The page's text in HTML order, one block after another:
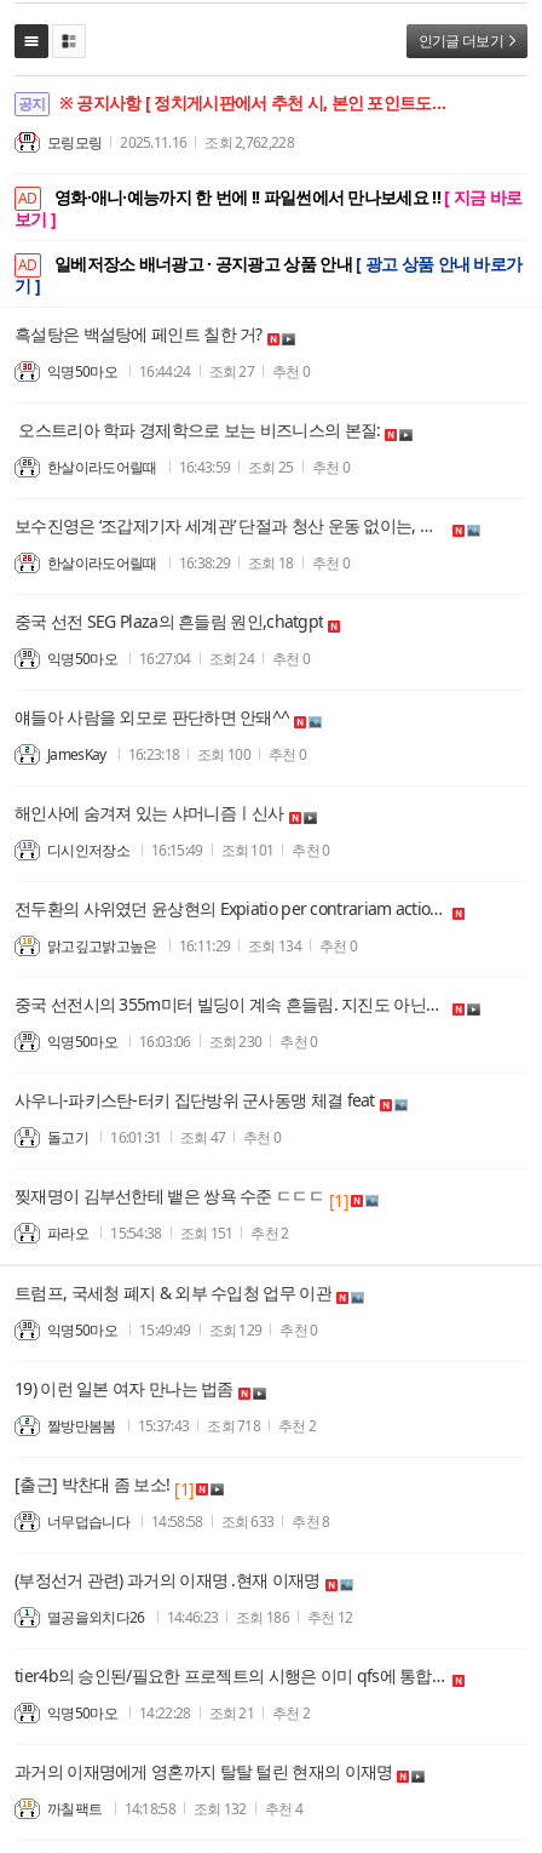
인기글 더보기
공지 ※ 공지사항 [ 정치게시판에서 추천 시, 본인 포인트도 함께 상승합니다. ]
모링모링 2025.11.16 조회2,762,228
AD 영화·애니·예능까지 한 번에 !! 파일썬에서 만나보세요 !! [ 지금 바로
보기 ]
AD 일베저장소 배너광고 · 공지광고 상품 안내 [ 광고 상품 안내 바로가
기 ]
흑설탕은 백설탕에 페인트 칠한 거?
익명50마오 16:44:24 조회27 추천 0
오스트리아 학파 경제학으로 보는 비즈니스의 본질:
한살이라도어릴때 16:43:59 조회 25 추천 0
보수진영은 ‘조갑제기자 세계관’ 단절과 청산 운동 없이는, 부정선거 피해를 계속 당할 수 밖에 없지 않나요? 무의미한 광장 웅변대회 집어치워야 합니다.
한살이라도어릴때 16:38:29 조회 18 추천 0
중국 선전 SEG Plaza의 흔들림 원인,chatgpt
익명50마오 16:27:04 조회24 추천 0
얘들아 사람을 외모로 판단하면 안돼^^
JamesKay 16:23:18 조회 100 추천 0
해인사에 숨겨져 있는 샤머니즘ㅣ신사
디시인저장소 16:15:49 조회 101 추천0
전두환의 사위였던 윤상현의 Expiatio per contrariam actionem
맑고깊고밝고높은 16:11:29 조회 134 추천 0
중국 선전시의 355m미터 빌딩이 계속 흔들림. 지진도 아닌데. 미국, 자국민들에게 접근 금지 요청
익명50마오 16:03:06 조회230 추천0
사우니-파키스탄-터키 집단방위 군사동맹 체결 feat
돌고기 16:01:31 조회 47 추천 0
찢재명이 김부선한테 뱉은 쌍욕 수준 ㄷㄷㄷ [1]
파라오 15:54:38 조회 151 추천2
트럼프, 국세청 폐지 & 외부 수입청 업무 이관
익명50마오 15:49:49 조회 129 추천0
19) 이런 일본 여자 만나는 법좀
짤방만봄봄 15:37:43 조회718 추천 2
[출근] 박찬대 좀 보소! [1]
너무덥습니다 14:58:58 조회633 추천8
(부정선거 관련) 과거의 이재명 .현재 이재명
멸공을외치다26 14:46:23 조회 186 추천 12
tier4b의 승인된/필요한 프로젝트의 시행은 이미 qfs에 통합되어서 사회 곳곳에서 변화가 나타나고 있음.
익명50마오 14:22:28 조회21 추천 2
과거의 이재명에게 영혼까지 탈탈 털린 현재의 이재명
까칠팩트 14:18:58 조회 132 추천 4